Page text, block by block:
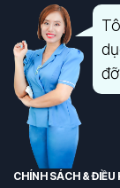
CHÍNH SÁCH & ĐIỀU